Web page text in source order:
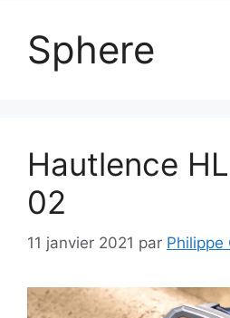
Sphere
Hautlence
02
11 janvier 2021 par Philippe